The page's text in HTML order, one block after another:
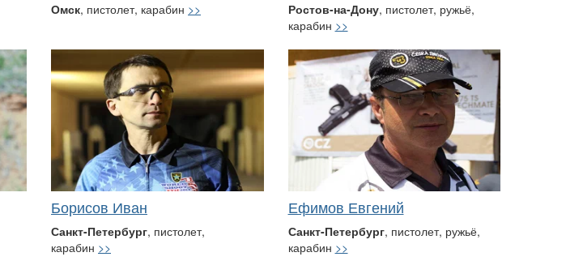
Омск, пистолет, карабин >>
Борисов Иван
Санкт-Петербург, пистолет,
карабин >>
Ростов-на-Дону, пистолет, ружьё,
карабин >>
Ефимов Евгений
Санкт-Петербург, пистолет, ружьё,
карабин >>